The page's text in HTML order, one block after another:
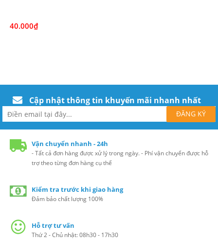
40.000₫
Cập nhật thông tin khuyến mãi nhanh nhất
Vận chuyển nhanh - 24h
- Tất cả đơn hàng được xử lý trong ngày. - Phí vận chuyển được hỗ
trợ theo từng đơn hàng cụ thể
Kiểm tra trước khi giao hàng
Đảm bảo chất lượng 100%
Hỗ trợ tư vấn
Thứ 2 - Chủ nhật: 08h30 - 17h30